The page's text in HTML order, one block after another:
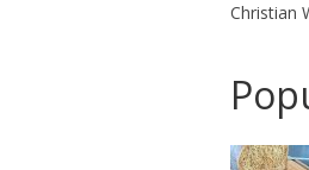
Christian